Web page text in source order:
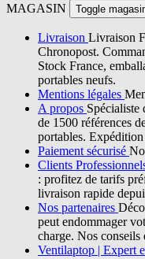
MAGASIN Toggle
Livraison Livraison
Chronopost.
Stock France,
portables neufs.
Mentions légales
A propos Spécialiste
de 1500 références
portables.
Paiement sécurisé
Clients
: profitez de tarifs
livraison rapide
Nos partenaires
peut endommager
charge. Nos
Ventilaptop | Expert